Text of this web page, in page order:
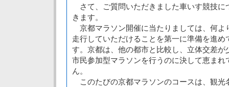
さて、ご質問いただきました車いす競技に
きます。
京都マラソン開催に当たりましては、何よ
走行していただけることを第一に準備を進め
す。京都は、他の都市と比較し、立体交差が
市民参加型マラソンを行うのに決して恵まれ
ん。
このたびの京都マラソンのコースは、観光